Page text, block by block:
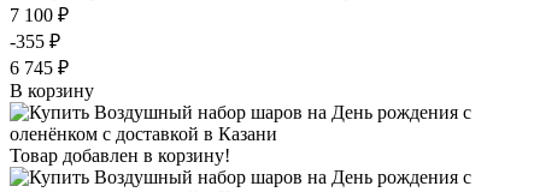
7 100 ₽
-355 ₽
6 745 ₽
В корзину
Товар добавлен в корзину!